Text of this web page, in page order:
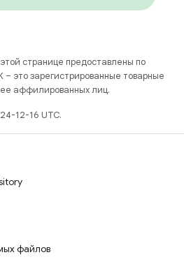
странице предоставлены по
– это зарегистрированные товарные
аффилированных лиц.
12-16 UTC.
файлов